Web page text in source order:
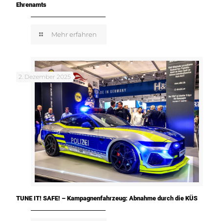
Ehrenamts
Mehr erfahren
2. Dezember 2025
TUNE IT! SAFE! – Kampagnenfahrzeug: Abnahme durch die KÜS